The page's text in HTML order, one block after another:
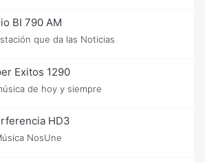
BI 790 AM
que da las Noticias
Exitos 1290
de hoy y siempre
HD3
NosUne